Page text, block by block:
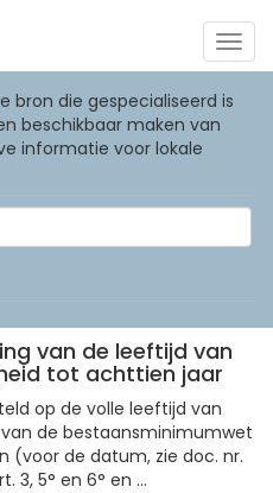
bron die gespecialiseerd is
beschikbaar maken van
informatie voor lokale
van de leeftijd van
tot achttien jaar
op de volle leeftijd van
van de bestaansminimumwet
(voor de datum, zie doc. nr.
3, 5° en 6° en ...